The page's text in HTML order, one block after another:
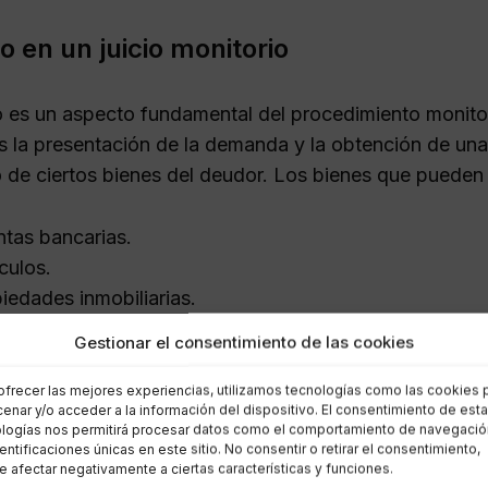
Gestionar el consentimiento de las cookies
las mejores experiencias, utilizamos tecnologías como las cookies
y/o acceder a la información del dispositivo. El consentimiento de
nos permitirá procesar datos como el comportamiento de
únicas en este sitio. No consentir o retirar el consentimiento,
afectar negativamente a ciertas características y funciones.
en un juicio monitorio
es un aspecto fundamental del procedimiento
la presentación de la demanda y la obtención de
de ciertos bienes del deudor. Los bienes que
bancarias.
inmobiliarias.
hay bienes exentos de embargo, como objetos
el trabajo. Conocer estas clasificaciones es
fundamentada del deudor